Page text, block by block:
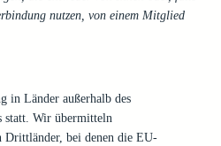
nutzen, von einem Mitglied
in Länder außerhalb des
statt. Wir übermitteln
Drittländer, bei denen die EU-